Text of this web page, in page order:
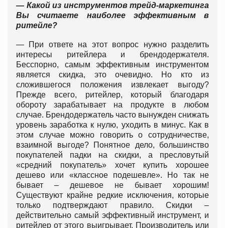
— Какой из инструментов трейд-маркетинга
Вы считаете наиболее эффективным в
ритейле?
— При ответе на этот вопрос нужно разделить
интересы ритейлера и брендодержателя.
Бесспорно, самым эффективным инструментом
является скидка, это очевидно. Но кто из
сложившегося положения извлекает выгоду?
Прежде всего, ритейлер, который благодаря
обороту зарабатывает на продукте в любом
случае. Брендодержатель часто вынужден снижать
уровень заработка к нулю, уходить в минус. Как в
этом случае можно говорить о сотрудничестве,
взаимной выгоде? Понятное дело, большинство
покупателей падки на скидки, а пресловутый
«средний покупатель» хочет купить хорошее
дешево или «классное подешевле». Но так не
бывает – дешевое не бывает хорошим!
Существуют крайне редкие исключения, которые
только подтверждают правило. Скидки –
действительно самый эффективный инструмент, и
ритейлер от этого выигрывает. Производитель или